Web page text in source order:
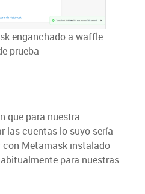
enganchado a waffle
prueba
que para nuestra
las cuentas lo suyo sería
con Metamask instalado
para nuestras